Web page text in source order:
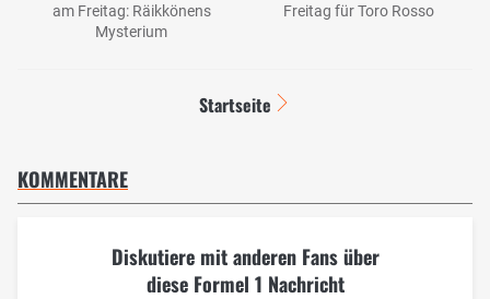
am Freitag: Räikkönens
Mysterium
Freitag für Toro Rosso
Startseite
KOMMENTARE
Diskutiere mit anderen Fans über
diese Formel 1 Nachricht